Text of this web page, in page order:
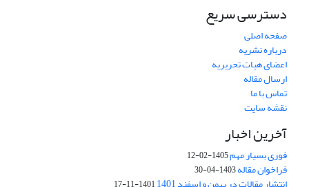
دسترسی سریع
صفحه اصلی
درباره نشریه
اعضای هیات تحریریه
ارسال مقاله
تماس با ما
نقشه سایت
آخرین اخبار
فوری بسیار مهم1405-02-12
فراخوان مقاله1403-04-30